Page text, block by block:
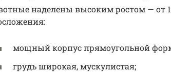
наделены высоким ростом — от
мощный корпус прямоугольной
грудь широкая, мускулистая;